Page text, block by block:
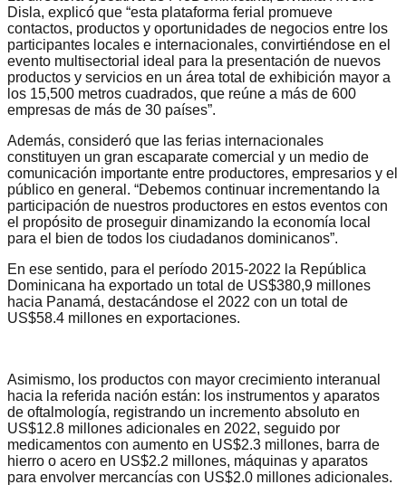
Disla, explicó que “esta plataforma ferial promueve
contactos, productos y oportunidades de negocios entre los
participantes locales e internacionales, convirtiéndose en el
evento multisectorial ideal para la presentación de nuevos
productos y servicios en un área total de exhibición mayor a
los 15,500 metros cuadrados, que reúne a más de 600
empresas de más de 30 países”.
Además, consideró que las ferias internacionales
constituyen un gran escaparate comercial y un medio de
comunicación importante entre productores, empresarios y el
público en general. “Debemos continuar incrementando la
participación de nuestros productores en estos eventos con
el propósito de proseguir dinamizando la economía local
para el bien de todos los ciudadanos dominicanos”.
En ese sentido, para el período 2015-2022 la República
Dominicana ha exportado un total de US$380,9 millones
hacia Panamá, destacándose el 2022 con un total de
US$58.4 millones en exportaciones.
Asimismo, los productos con mayor crecimiento interanual
hacia la referida nación están: los instrumentos y aparatos
de oftalmología, registrando un incremento absoluto en
US$12.8 millones adicionales en 2022, seguido por
medicamentos con aumento en US$2.3 millones, barra de
hierro o acero en US$2.2 millones, máquinas y aparatos
para envolver mercancías con US$2.0 millones adicionales.